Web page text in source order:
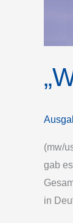
(mw/
gab
in